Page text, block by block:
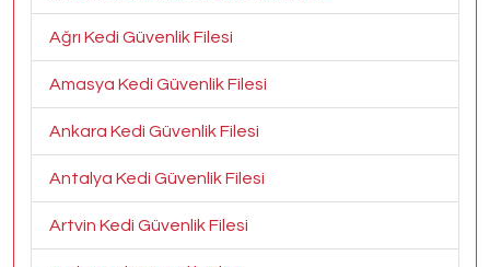
Ağrı Kedi Güvenlik Filesi
Amasya Kedi Güvenlik Filesi
Ankara Kedi Güvenlik Filesi
Antalya Kedi Güvenlik Filesi
Artvin Kedi Güvenlik Filesi